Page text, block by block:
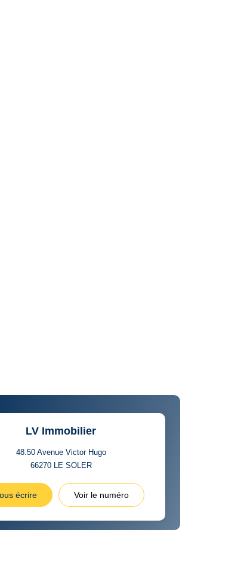
LV Immobilier
48.50 Avenue Victor Hugo
66270 LE SOLER
écrire Voir le numéro